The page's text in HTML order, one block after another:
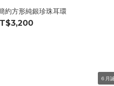
約方形純銀珍珠耳環
６月